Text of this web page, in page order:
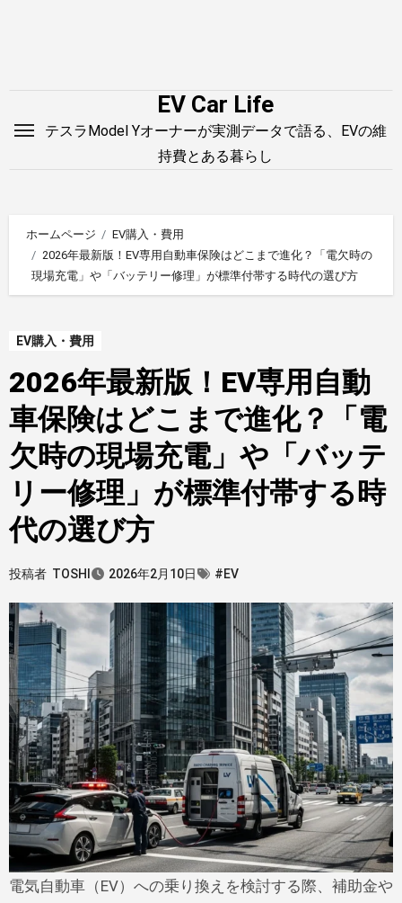
EV Car Life
テスラModel Yオーナーが実測データで語る、EVの維
持費とある暮らし
ホームページ
EV購入・費用
2026年最新版！EV専用自動車保険はどこまで進化？「電欠時の
現場充電」や「バッテリー修理」が標準付帯する時代の選び方
EV購入・費用
2026年最新版！EV専用自動
車保険はどこまで進化？「電
欠時の現場充電」や「バッテ
リー修理」が標準付帯する時
代の選び方
投稿者 TOSHI 2026年2月10日 #EV
電気自動車（EV）への乗り換えを検討する際、補助金や